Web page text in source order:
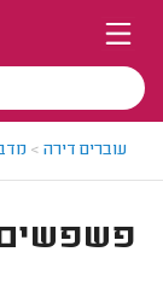
עוברים דירה >
פשפשים